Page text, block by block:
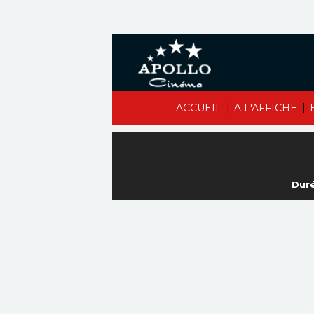
ACCUEIL | A L'AFFICHE |